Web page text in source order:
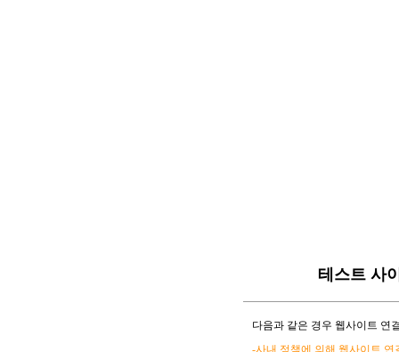
테스트 사
다음과 같은 경우 웹사이트 연
-사내 정책에 의해 웹사이트